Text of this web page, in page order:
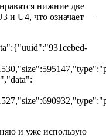
нижние две
и U4, что означает —
и уже использую